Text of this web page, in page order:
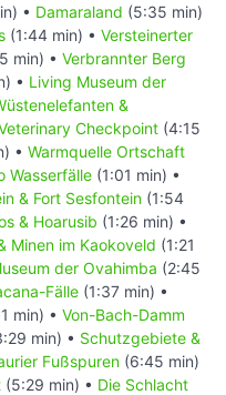
• Damaraland (5:35 min)
(1:44 min) • Versteinerter
min) • Verbrannter Berg
• Living Museum der
&
Checkpoint (4:15
• Warmquelle Ortschaft
Wasserfälle (1:01 min) •
& Fort Sesfontein (1:54
& Hoarusib (1:26 min) •
Minen im Kaokoveld (1:21
der Ovahimba (2:45
Fälle (1:37 min) •
min) • Von-Bach-Damm
min) • Schutzgebiete &
Fußspuren (6:45 min)
(5:29 min) • Die Schlacht